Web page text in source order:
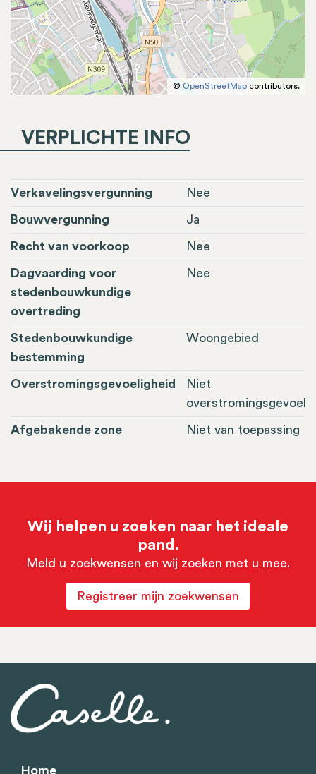
© OpenStreetMap contributors.
VERPLICHTE INFO
Verkavelingsvergunning Nee
Bouwvergunning Ja
Recht van voorkoop Nee
Dagvaarding voor
stedenbouwkundige
overtreding
Nee
Stedenbouwkundige
bestemming
Woongebied
Overstromingsgevoeligheid
Niet
overstromingsgevoelig
Afgebakende zone Niet van toepassing
Wij helpen u zoeken naar het ideale
pand.
Meld u zoekwensen en wij zoeken met u mee.
Registreer mijn zoekwensen
Home